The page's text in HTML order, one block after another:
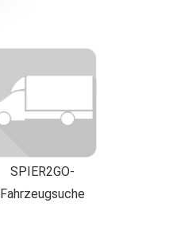
SPIER2GO-
Fahrzeugsuche